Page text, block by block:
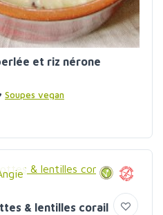
et riz nérone
Soupes vegan
& lentilles corail